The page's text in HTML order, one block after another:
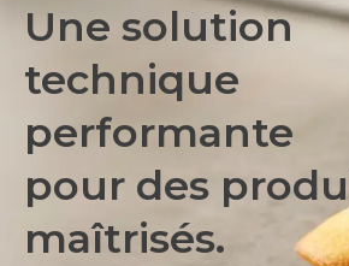
Une solution
technique
performante
pour des
maîtrisés.